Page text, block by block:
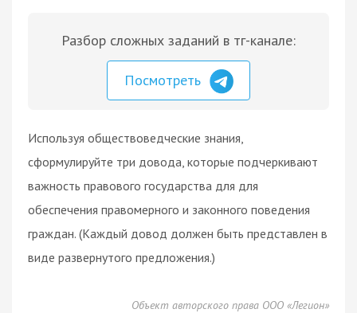
Разбор сложных заданий в тг-канале:
Посмотреть
Используя обществоведческие знания,
сформулируйте три довода, которые подчеркивают
важность правового государства для для
обеспечения правомерного и законного поведения
граждан. (Каждый довод должен быть представлен в
виде развернутого предложения.)
Объект авторского права ООО «Легион»